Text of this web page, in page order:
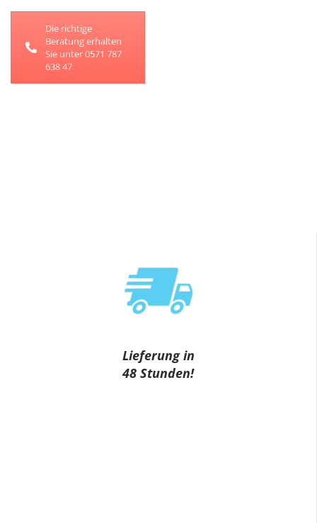
Die richtige
Beratung erhalten
Sie unter 0571 787
638 47
Lieferung in
48 Stunden!